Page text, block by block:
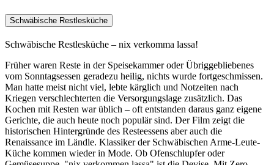
Schwäbische Restlesküche
Schwäbische Restlesküche – nix verkomma lassa!
Früher waren Reste in der Speisekammer oder Übriggebliebenes
vom Sonntagsessen geradezu heilig, nichts wurde fortgeschmissen.
Man hatte meist nicht viel, lebte kärglich und Notzeiten nach
Kriegen verschlechterten die Versorgungslage zusätzlich. Das
Kochen mit Resten war üblich – oft entstanden daraus ganz eigene
Gerichte, die auch heute noch populär sind. Der Film zeigt die
historischen Hintergründe des Resteessens aber auch die
Renaissance im Ländle. Klassiker der Schwäbischen Arme-Leute-
Küche kommen wieder in Mode. Ob Ofenschlupfer oder